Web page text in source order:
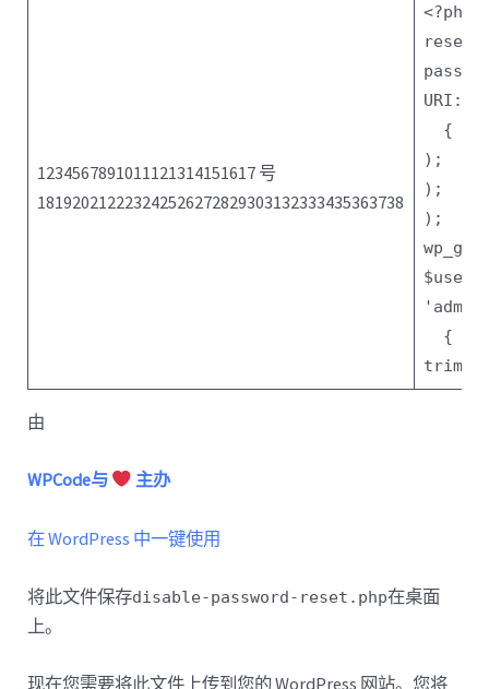
1234567891011121314151617 号
181920212223242526272829303132333435363738
<?php
reset
URI:
{
);
);
);
$user
{
trim(
由
WPCode与 主办
在 WordPress 中一键使用
将此文件保存disable-password-reset.php在桌面
上。
现在您需要将此文件上传到您的 WordPress 网站。您将